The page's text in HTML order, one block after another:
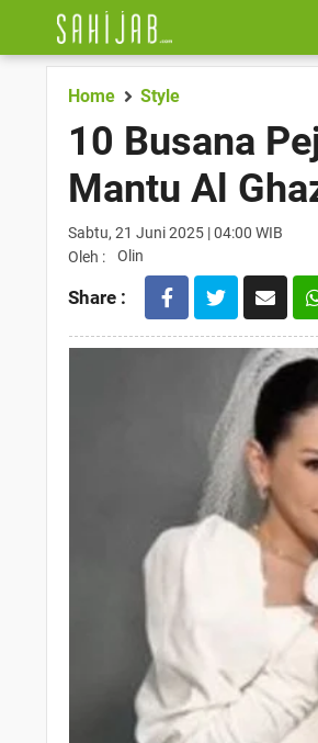
Home Style
10 Busana
Mantu Al
Sabtu, 21 Juni 2025 | 04:00 WIB
Oleh :
Olin
Share :